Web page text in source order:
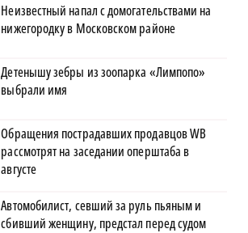
Неизвестный напал с домогательствами на
нижегородку в Московском районе
Детенышу зебры из зоопарка «Лимпопо»
выбрали имя
Обращения пострадавших продавцов WB
рассмотрят на заседании оперштаба в
августе
Автомобилист, севший за руль пьяным и
сбивший женщину, предстал перед судом